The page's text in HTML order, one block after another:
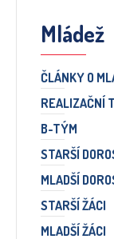
Mládež
ČLÁNKY O
REALIZAČNÍ
B-TÝM
STARŠÍ
MLADŠÍ
STARŠÍ ŽÁCI
MLADŠÍ ŽÁCI